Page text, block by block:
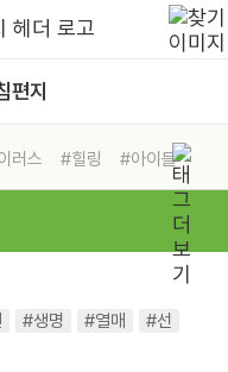
편지
러스 #힐링
#아이들
#생명 #열매
#선